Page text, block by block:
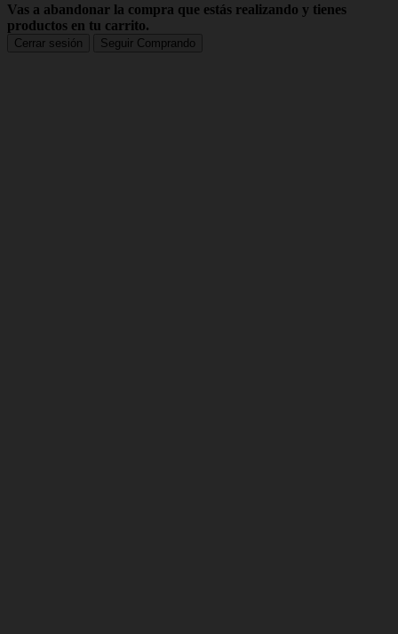
Vas a abandonar la compra que estás realizando y tienes
productos en tu carrito.
Cerrar sesión Seguir Comprando